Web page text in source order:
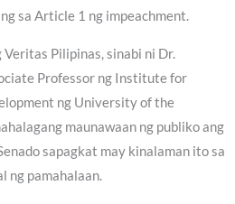
sa Article 1 ng impeachment.
Veritas Pilipinas, sinabi ni Dr.
Professor ng Institute for
ng University of the
maunawaan ng publiko ang
sapagkat may kinalaman ito sa
ng pamahalaan.